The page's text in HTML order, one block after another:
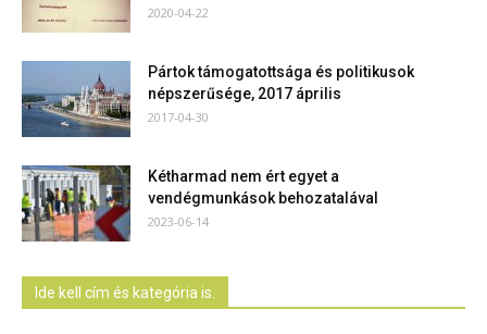
2020-04-22
Pártok támogatottsága és politikusok
népszerűsége, 2017 április
2017-04-30
Kétharmad nem ért egyet a
vendégmunkások behozatalával
2023-06-14
Ide kell cím és kategória is.